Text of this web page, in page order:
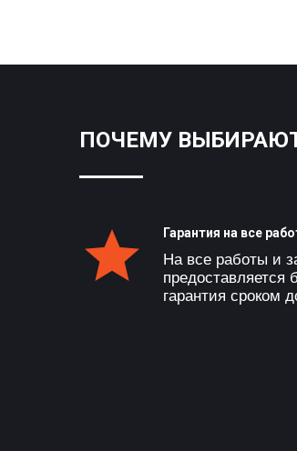
ПОЧЕМУ
Гарантия на все
На все работы и
предоставляется
гарантия сроком